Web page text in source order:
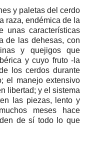
y paletas del cerdo
raza, endémica de la
unas características
de las dehesas, con
y quejigos que
y cuyo fruto -la
los cerdos durante
el manejo extensivo
libertad; y el sistema
las piezas, lento y
meses hace
de sí todo lo que